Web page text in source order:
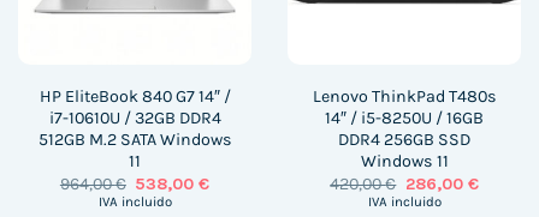
HP EliteBook 840 G7 14″ /
i7-10610U / 32GB DDR4
512GB M.2 SATA Windows
11
964,00€ El
precio
538,00€El
IVA incluido
Lenovo ThinkPad T480s
14″ / i5-8250U / 16GB
DDR4 256GB SSD
Windows 11
420,00€ El
precio
286,00 €El
IVA incluido